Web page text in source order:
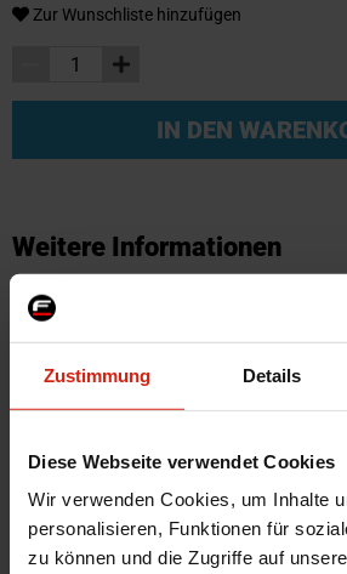
Zustimmung Details
Diese Webseite verwendet Cookies
Wir verwenden Cookies, um Inhalte
personalisieren, Funktionen für
zu können und die Zugriffe auf
Zur Wunschliste hinzufügen
IN DEN
Weitere Informationen
Weitere
Informationen
SKU
Zertifikat
Kein Gutachten
Farbe
Schwarz
Automarkenname
Daihatsu
Automodell Name
Cuore